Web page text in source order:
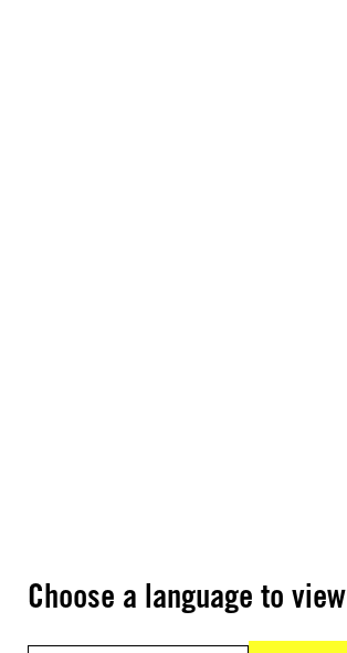
Choose a language to